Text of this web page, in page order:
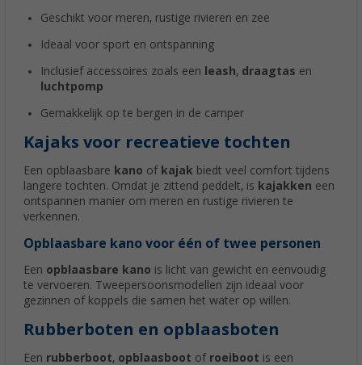
Geschikt voor meren, rustige rivieren en zee
Ideaal voor sport en ontspanning
Inclusief accessoires zoals een leash, draagtas en
luchtpomp
Gemakkelijk op te bergen in de camper
Kajaks voor recreatieve tochten
Een opblaasbare kano of kajak biedt veel comfort tijdens
langere tochten. Omdat je zittend peddelt, is kajakken een
ontspannen manier om meren en rustige rivieren te
verkennen.
Opblaasbare kano voor één of twee personen
Een opblaasbare kano is licht van gewicht en eenvoudig
te vervoeren. Tweepersoonsmodellen zijn ideaal voor
gezinnen of koppels die samen het water op willen.
Rubberboten en opblaasboten
Een rubberboot, opblaasboot of roeiboot is een